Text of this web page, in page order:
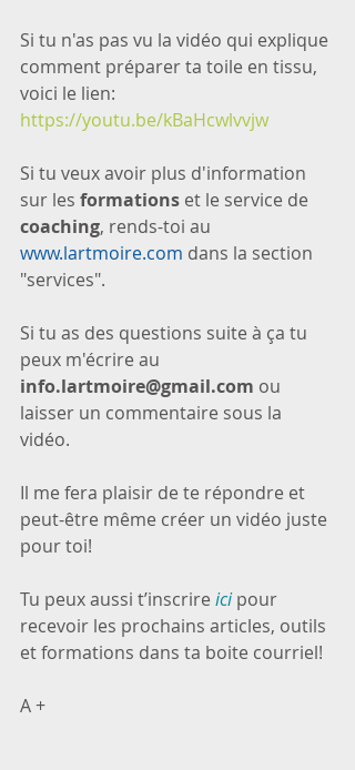
Si tu n'as pas vu la vidéo qui explique
comment préparer ta toile en tissu,
voici le lien:
https://youtu.be/kBaHcwlvvjw
Si tu veux avoir plus d'information
sur les formations et le service de
coaching, rends-toi au
www.lartmoire.com dans la section
"services".
Si tu as des questions suite à ça tu
peux m'écrire au
info.lartmoire@gmail.com ou
laisser un commentaire sous la
vidéo.
Il me fera plaisir de te répondre et
peut-être même créer un vidéo juste
pour toi!
Tu peux aussi t’inscrire ici pour
recevoir les prochains articles, outils
et formations dans ta boite courriel!
A +